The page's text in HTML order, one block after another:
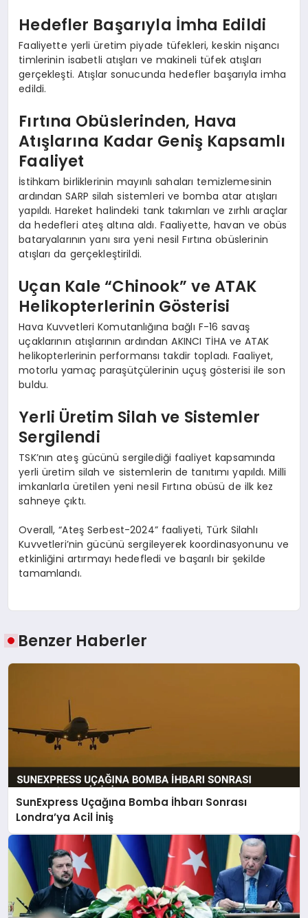
Hedefler Başarıyla İmha Edildi
Faaliyette yerli üretim piyade tüfekleri, keskin nişancı
timlerinin isabetli atışları ve makineli tüfek atışları
gerçekleşti. Atışlar sonucunda hedefler başarıyla imha
edildi.
Fırtına Obüslerinden, Hava
Atışlarına Kadar Geniş Kapsamlı
Faaliyet
İstihkam birliklerinin mayınlı sahaları temizlemesinin
ardından SARP silah sistemleri ve bomba atar atışları
yapıldı. Hareket halindeki tank takımları ve zırhlı araçlar
da hedefleri ateş altına aldı. Faaliyette, havan ve obüs
bataryalarının yanı sıra yeni nesil Fırtına obüslerinin
atışları da gerçekleştirildi.
Uçan Kale “Chinook” ve ATAK
Helikopterlerinin Gösterisi
Hava Kuvvetleri Komutanlığına bağlı F-16 savaş
uçaklarının atışlarının ardından AKINCI TİHA ve ATAK
helikopterlerinin performansı takdir topladı. Faaliyet,
motorlu yamaç paraşütçülerinin uçuş gösterisi ile son
buldu.
Yerli Üretim Silah ve Sistemler
Sergilendi
TSK’nın ateş gücünü sergilediği faaliyet kapsamında
yerli üretim silah ve sistemlerin de tanıtımı yapıldı. Milli
imkanlarla üretilen yeni nesil Fırtına obüsü de ilk kez
sahneye çıktı.
Overall, “Ateş Serbest-2024” faaliyeti, Türk Silahlı
Kuvvetleri’nin gücünü sergileyerek koordinasyonunu ve
etkinliğini artırmayı hedefledi ve başarılı bir şekilde
tamamlandı.
Benzer Haberler
SunExpress Uçağına Bomba İhbarı Sonrası
Londra’ya Acil İniş